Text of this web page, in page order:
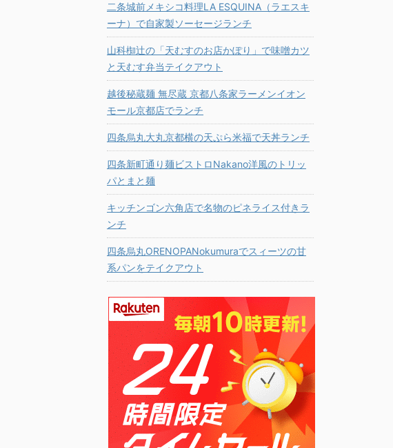
二条城前メキシコ料理LA ESQUINA（ラエスキ
ーナ）で自家製ソーセージランチ
山科椥辻の「天むすのお店かぽり」で味噌カツ
と天むす弁当テイクアウト
越後秘蔵麺 無尽蔵 京都八条家ラーメンイオン
モール京都店でランチ
四条烏丸大丸京都横の天ぷら米福で天丼ランチ
四条新町通り麺ビストロNakano洋風のトリッ
パとまと麺
キッチンゴン六角店で名物のピネライス付きラ
ンチ
四条烏丸ORENOPANokumuraでスィーツの甘
系パンをテイクアウト